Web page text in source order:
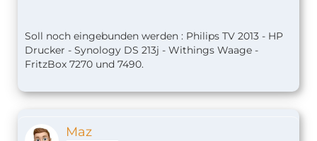
Soll noch eingebunden werden : Philips TV 2013 - HP
Drucker - Synology DS 213j - Withings Waage -
FritzBox 7270 und 7490.
Maz